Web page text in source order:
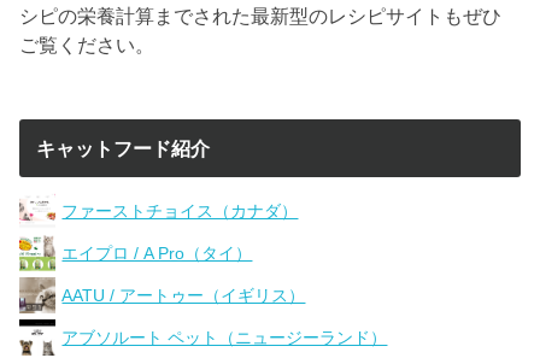
シピの栄養計算までされた最新型のレシピサイトもぜひ
ご覧ください。
キャットフード紹介
ファーストチョイス（カナダ）
エイプロ / A Pro（タイ）
AATU / アートゥー（イギリス）
アブソルート ペット（ニュージーランド）